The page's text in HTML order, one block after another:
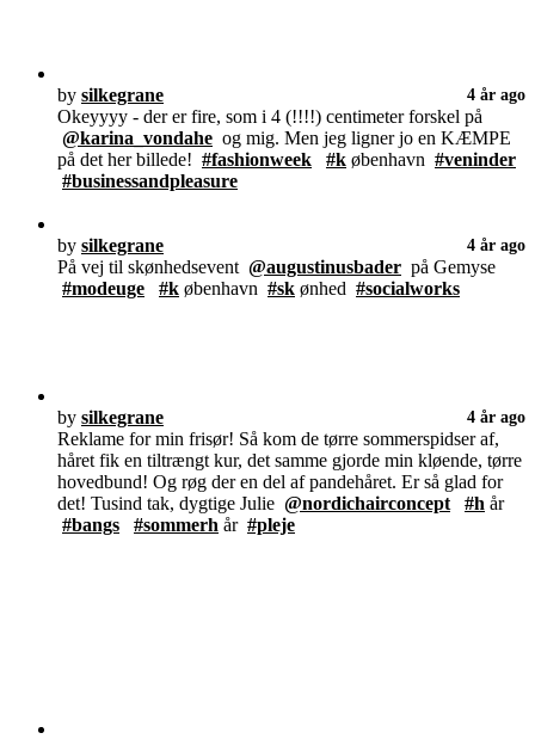
by silkegrane 4 år ago
Okeyyyy - der er fire, som i 4 (!!!!) centimeter forskel på
@karina_vondahe og mig. Men jeg ligner jo en KÆMPE
på det her billede! #fashionweek #k øbenhavn #veninder
#businessandpleasure
by silkegrane 4 år ago
På vej til skønhedsevent @augustinusbader på Gemyse
#modeuge
#k øbenhavn #sk ønhed #socialworks
by silkegrane 4 år ago
Reklame for min frisør! Så kom de tørre sommerspidser af,
håret fik en tiltrængt kur, det samme gjorde min kløende, tørre
hovedbund! Og røg der en del af pandehåret. Er så glad for
det! Tusind tak, dygtige Julie @nordichairconcept #h år
#bangs
#sommerh år #pleje